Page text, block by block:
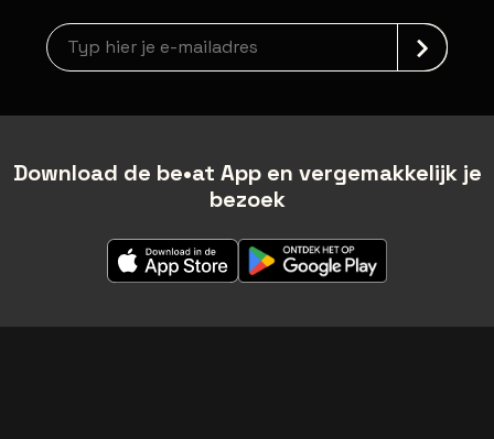
Nieuwsbrief aanmelding
Download de be•at App en vergemakkelijk je
bezoek